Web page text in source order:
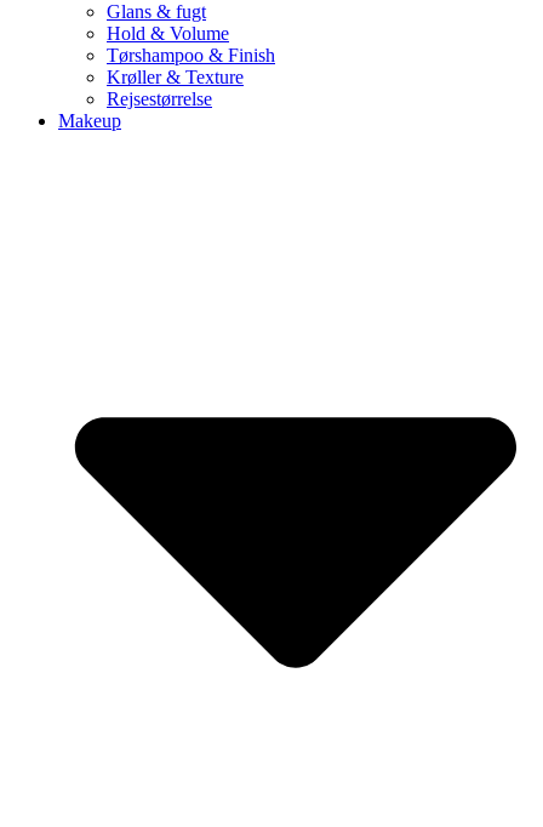
Glans & fugt
Hold & Volume
Tørshampoo & Finish
Krøller & Texture
Rejsestørrelse
Makeup